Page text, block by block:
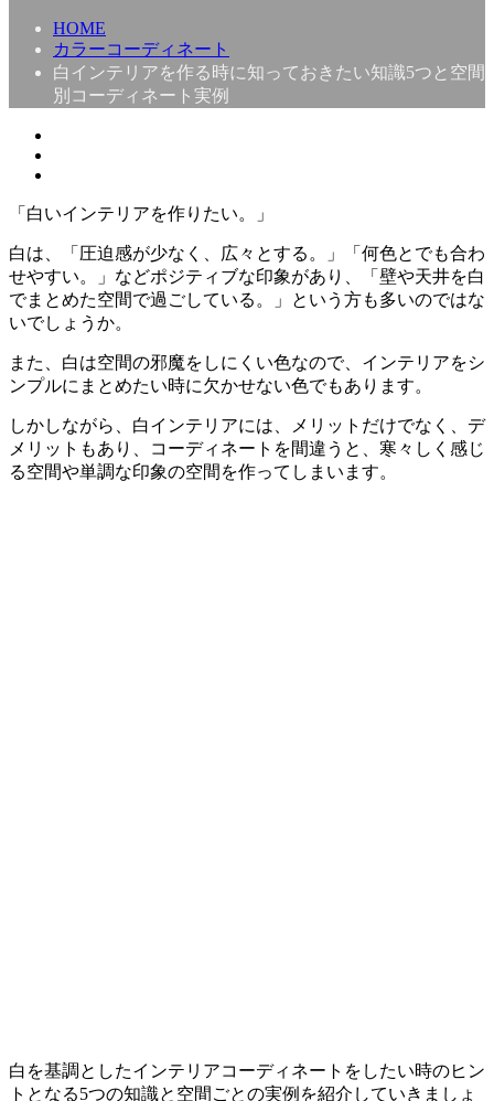
HOME
カラーコーディネート
白インテリアを作る時に知っておきたい知識5つと空間
別コーディネート実例
「白いインテリアを作りたい。」
白は、「圧迫感が少なく、広々とする。」「何色とでも合わ
せやすい。」などポジティブな印象があり、「壁や天井を白
でまとめた空間で過ごしている。」という方も多いのではな
いでしょうか。
また、白は空間の邪魔をしにくい色なので、インテリアをシ
ンプルにまとめたい時に欠かせない色でもあります。
しかしながら、白インテリアには、メリットだけでなく、デ
メリットもあり、コーディネートを間違うと、寒々しく感じ
る空間や単調な印象の空間を作ってしまいます。
白を基調としたインテリアコーディネートをしたい時のヒン
トとなる5つの知識と空間ごとの実例を紹介していきましょ